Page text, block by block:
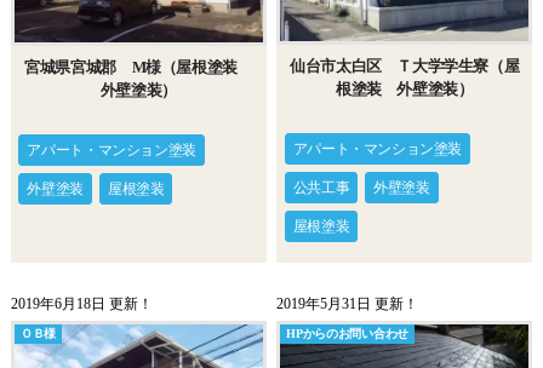
宮城県宮城郡 M様（屋根塗装
外壁塗装）
アパート・マンション塗装
外壁塗装 屋根塗装
仙台市太白区 Ｔ大学学生寮（屋
根塗装 外壁塗装）
アパート・マンション塗装
公共工事 外壁塗装
屋根塗装
2019年6月18日 更新！
ＯＢ様
2019年5月31日 更新！
HPからのお問い合わせ